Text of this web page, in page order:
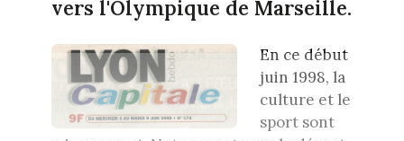
vers l'Olympique de Marseille.
En ce début
juin 1998, la
culture et le
sport sont